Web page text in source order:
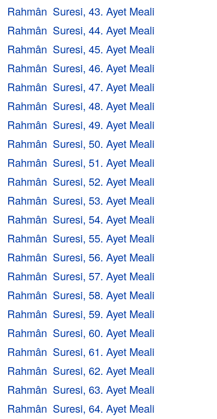
Rahmân Suresi, 43. Ayet Meali
Rahmân Suresi, 44. Ayet Meali
Rahmân Suresi, 45. Ayet Meali
Rahmân Suresi, 46. Ayet Meali
Rahmân Suresi, 47. Ayet Meali
Rahmân Suresi, 48. Ayet Meali
Rahmân Suresi, 49. Ayet Meali
Rahmân Suresi, 50. Ayet Meali
Rahmân Suresi, 51. Ayet Meali
Rahmân Suresi, 52. Ayet Meali
Rahmân Suresi, 53. Ayet Meali
Rahmân Suresi, 54. Ayet Meali
Rahmân Suresi, 55. Ayet Meali
Rahmân Suresi, 56. Ayet Meali
Rahmân Suresi, 57. Ayet Meali
Rahmân Suresi, 58. Ayet Meali
Rahmân Suresi, 59. Ayet Meali
Rahmân Suresi, 60. Ayet Meali
Rahmân Suresi, 61. Ayet Meali
Rahmân Suresi, 62. Ayet Meali
Rahmân Suresi, 63. Ayet Meali
Rahmân Suresi, 64. Ayet Meali